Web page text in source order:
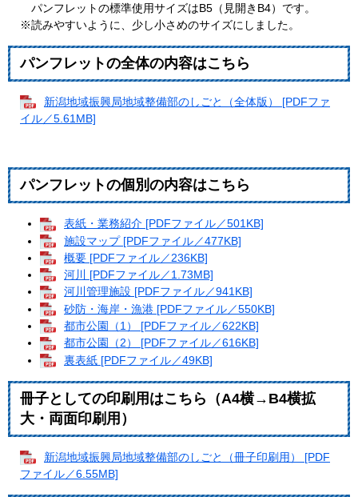
パンフレットの標準使用サイズはB5（見開きB4）です。
※読みやすいように、少し小さめのサイズにしました。
パンフレットの全体の内容はこちら
新潟地域振興局地域整備部のしごと（全体版） [PDFファ
イル／5.61MB]
パンフレットの個別の内容はこちら
表紙・業務紹介 [PDFファイル／501KB]
施設マップ [PDFファイル／477KB]
概要 [PDFファイル／236KB]
河川 [PDFファイル／1.73MB]
河川管理施設 [PDFファイル／941KB]
砂防・海岸・漁港 [PDFファイル／550KB]
都市公園（1） [PDFファイル／622KB]
都市公園（2） [PDFファイル／616KB]
裏表紙 [PDFファイル／49KB]
冊子としての印刷用はこちら（A4横→B4横拡
大・両面印刷用）
新潟地域振興局地域整備部のしごと（冊子印刷用） [PDF
ファイル／6.55MB]